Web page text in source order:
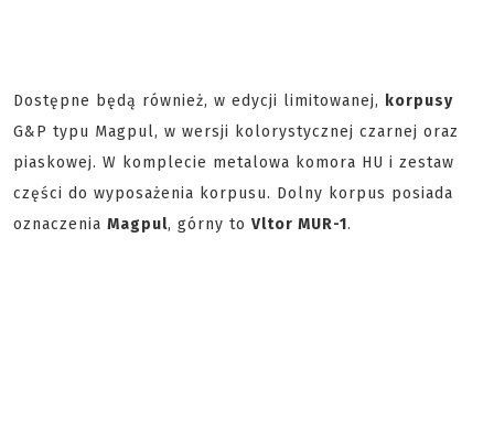
Dostępne będą również, w edycji limitowanej, korpusy
G&P typu Magpul, w wersji kolorystycznej czarnej oraz
piaskowej. W komplecie metalowa komora HU i zestaw
części do wyposażenia korpusu. Dolny korpus posiada
oznaczenia Magpul, górny to Vltor MUR-1.